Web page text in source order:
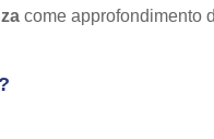
come approfondimento